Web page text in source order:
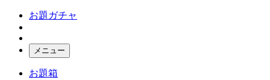
お題ガチャ
メニュー
お題箱